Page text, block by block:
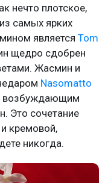
нечто плотское,
самых ярких
является Tom
щедро сдобрен
Жасмин и
Nasomatto
возбуждающим
Это сочетание
кремовой,
никогда.